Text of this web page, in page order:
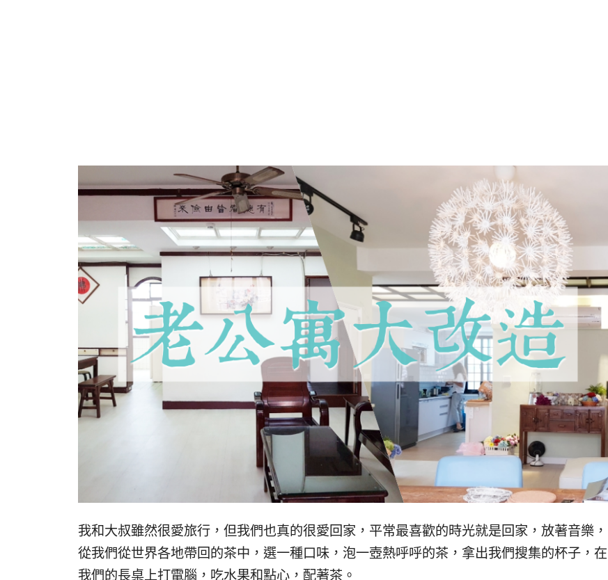
我和大叔雖然很愛旅行，但我們也真的很愛回家，平常最喜歡的時光就是回家，放著音樂，
從我們從世界各地帶回的茶中，選一種口味，泡一壺熱呼呼的茶，拿出我們搜集的杯子，在
我們的長桌上打電腦，吃水果和點心，配著茶。